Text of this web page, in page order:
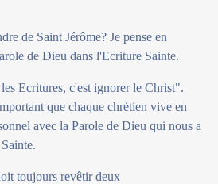
de Saint Jérôme? Je pense en
de Dieu dans l'Ecriture Sainte.
Ecritures, c'est ignorer le Christ".
que chaque chrétien vive en
avec la Parole de Dieu qui nous a
toujours revêtir deux